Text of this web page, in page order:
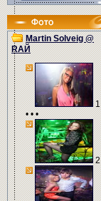
Martin Solveig @
RАЙ
1
• • •
2